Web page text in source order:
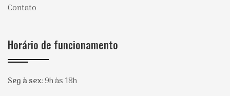
Contato
Horário de funcionamento
Seg à sex:9h às 18h